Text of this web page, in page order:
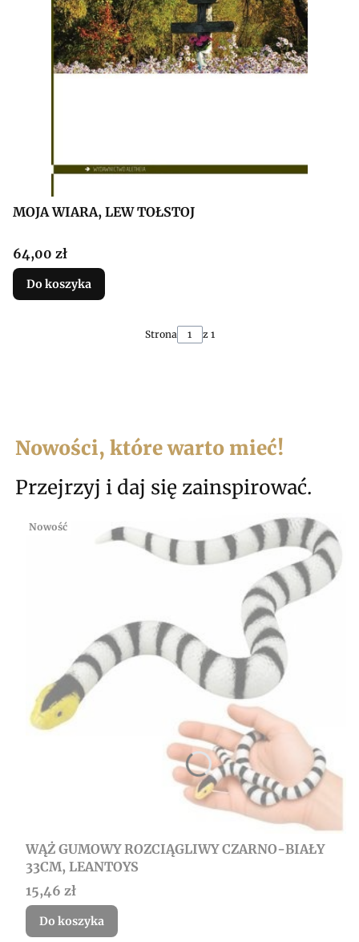
MOJA WIARA, LEW TOŁSTOJ
Cena
64,00 zł
Do koszyka
Strona z 1
Nowości, które warto mieć!
Przejrzyj i daj się zainspirować.
Nowość
WĄŻ GUMOWY ROZCIĄGLIWY CZARNO-BIAŁY
33CM, LEANTOYS
Cena
15,46 zł
Do koszyka